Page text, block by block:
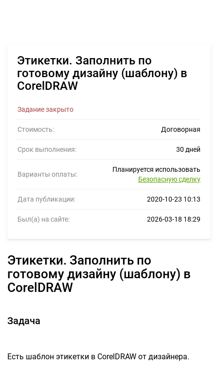
Этикетки. Заполнить по
готовому дизайну (шаблону) в
CorelDRAW
Задание закрыто
Стоимость: Договорная
Срок выполнения: 30 дней
Варианты оплаты:
Планируется использовать
Безопасную сделку
Дата публикации: 2020-10-23 10:13
Был(а) на сайте: 2026-03-18 18:29
Этикетки. Заполнить по
готовому дизайну (шаблону) в
CorelDRAW
Задача
Есть шаблон этикетки в CorelDRAW от дизайнера.